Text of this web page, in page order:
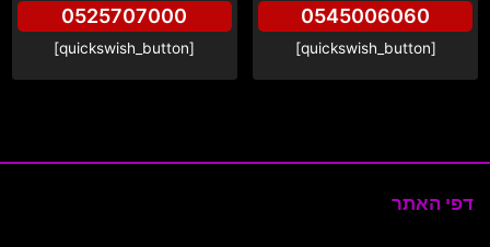
0545006060
[quickswish_button]
0525707000
[quickswish_button]
דפי האתר